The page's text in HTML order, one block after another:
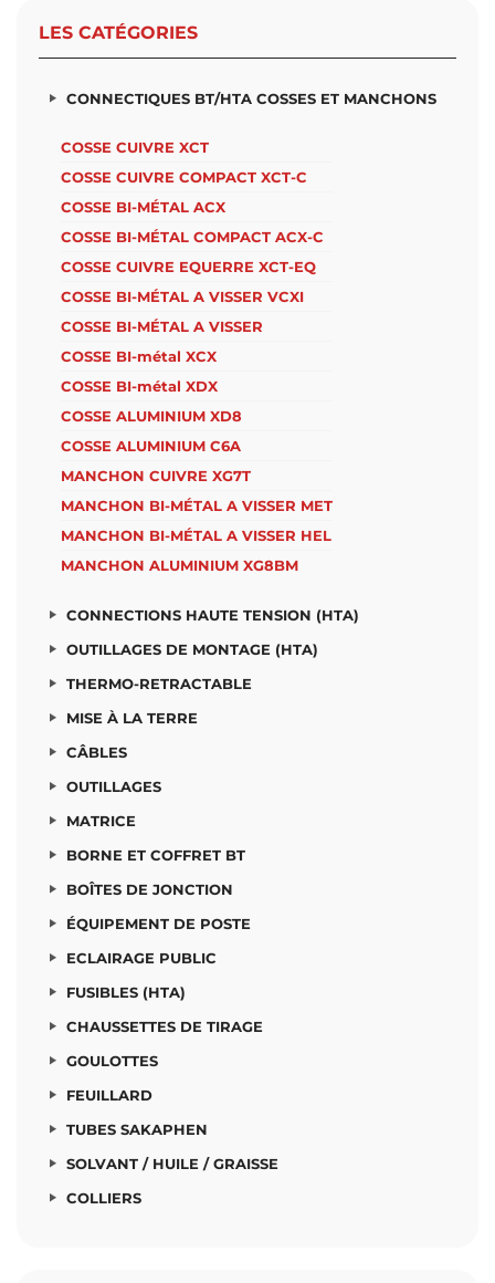
LES CATÉGORIES
CONNECTIQUES BT/HTA COSSES ET MANCHONS
COSSE CUIVRE XCT
COSSE CUIVRE COMPACT XCT-C
COSSE BI-MÉTAL ACX
COSSE BI-MÉTAL COMPACT ACX-C
COSSE CUIVRE EQUERRE XCT-EQ
COSSE BI-MÉTAL A VISSER VCXI
COSSE BI-MÉTAL A VISSER
COSSE BI-métal XCX
COSSE BI-métal XDX
COSSE ALUMINIUM XD8
COSSE ALUMINIUM C6A
MANCHON CUIVRE XG7T
MANCHON BI-MÉTAL A VISSER MET
MANCHON BI-MÉTAL A VISSER HEL
MANCHON ALUMINIUM XG8BM
CONNECTIONS HAUTE TENSION (HTA)
OUTILLAGES DE MONTAGE (HTA)
THERMO-RETRACTABLE
MISE À LA TERRE
CÂBLES
OUTILLAGES
MATRICE
BORNE ET COFFRET BT
BOÎTES DE JONCTION
ÉQUIPEMENT DE POSTE
ECLAIRAGE PUBLIC
FUSIBLES (HTA)
CHAUSSETTES DE TIRAGE
GOULOTTES
FEUILLARD
TUBES SAKAPHEN
SOLVANT / HUILE / GRAISSE
COLLIERS